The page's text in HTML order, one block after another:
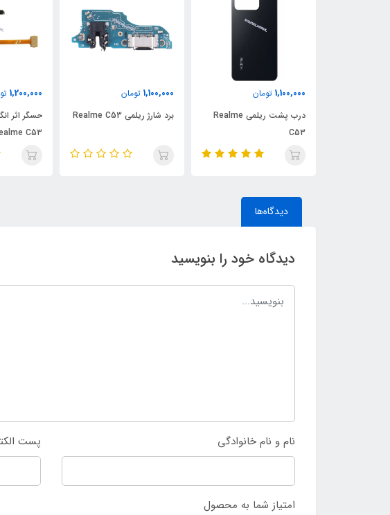
1,100,000 تومان
درب پشت ریلمی Realme
C53
1,100,000 تومان
برد شارژ ریلمی Realme C53
1,200,000
حسگر اثر
C53
دیدگاه‌ها
دیدگاه خود را بنویسید
نام و نام خانوادگی پست
امتیاز شما به محصول